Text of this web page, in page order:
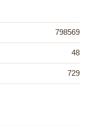
798569
48
729